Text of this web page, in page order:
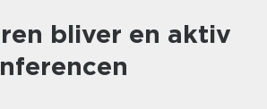
bliver en aktiv